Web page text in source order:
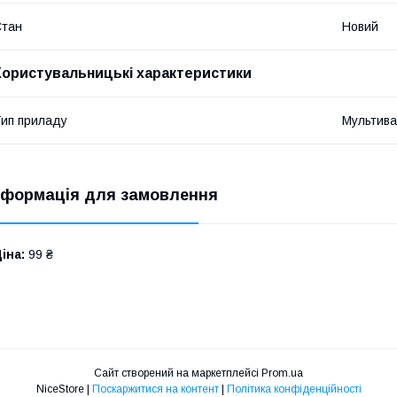
Новий
характеристики
приладу
для замовлення
99 ₴
Сайт створений на маркетплейсі Prom.ua
NiceStore | Поскаржитися на контент | Політика конфіденційності